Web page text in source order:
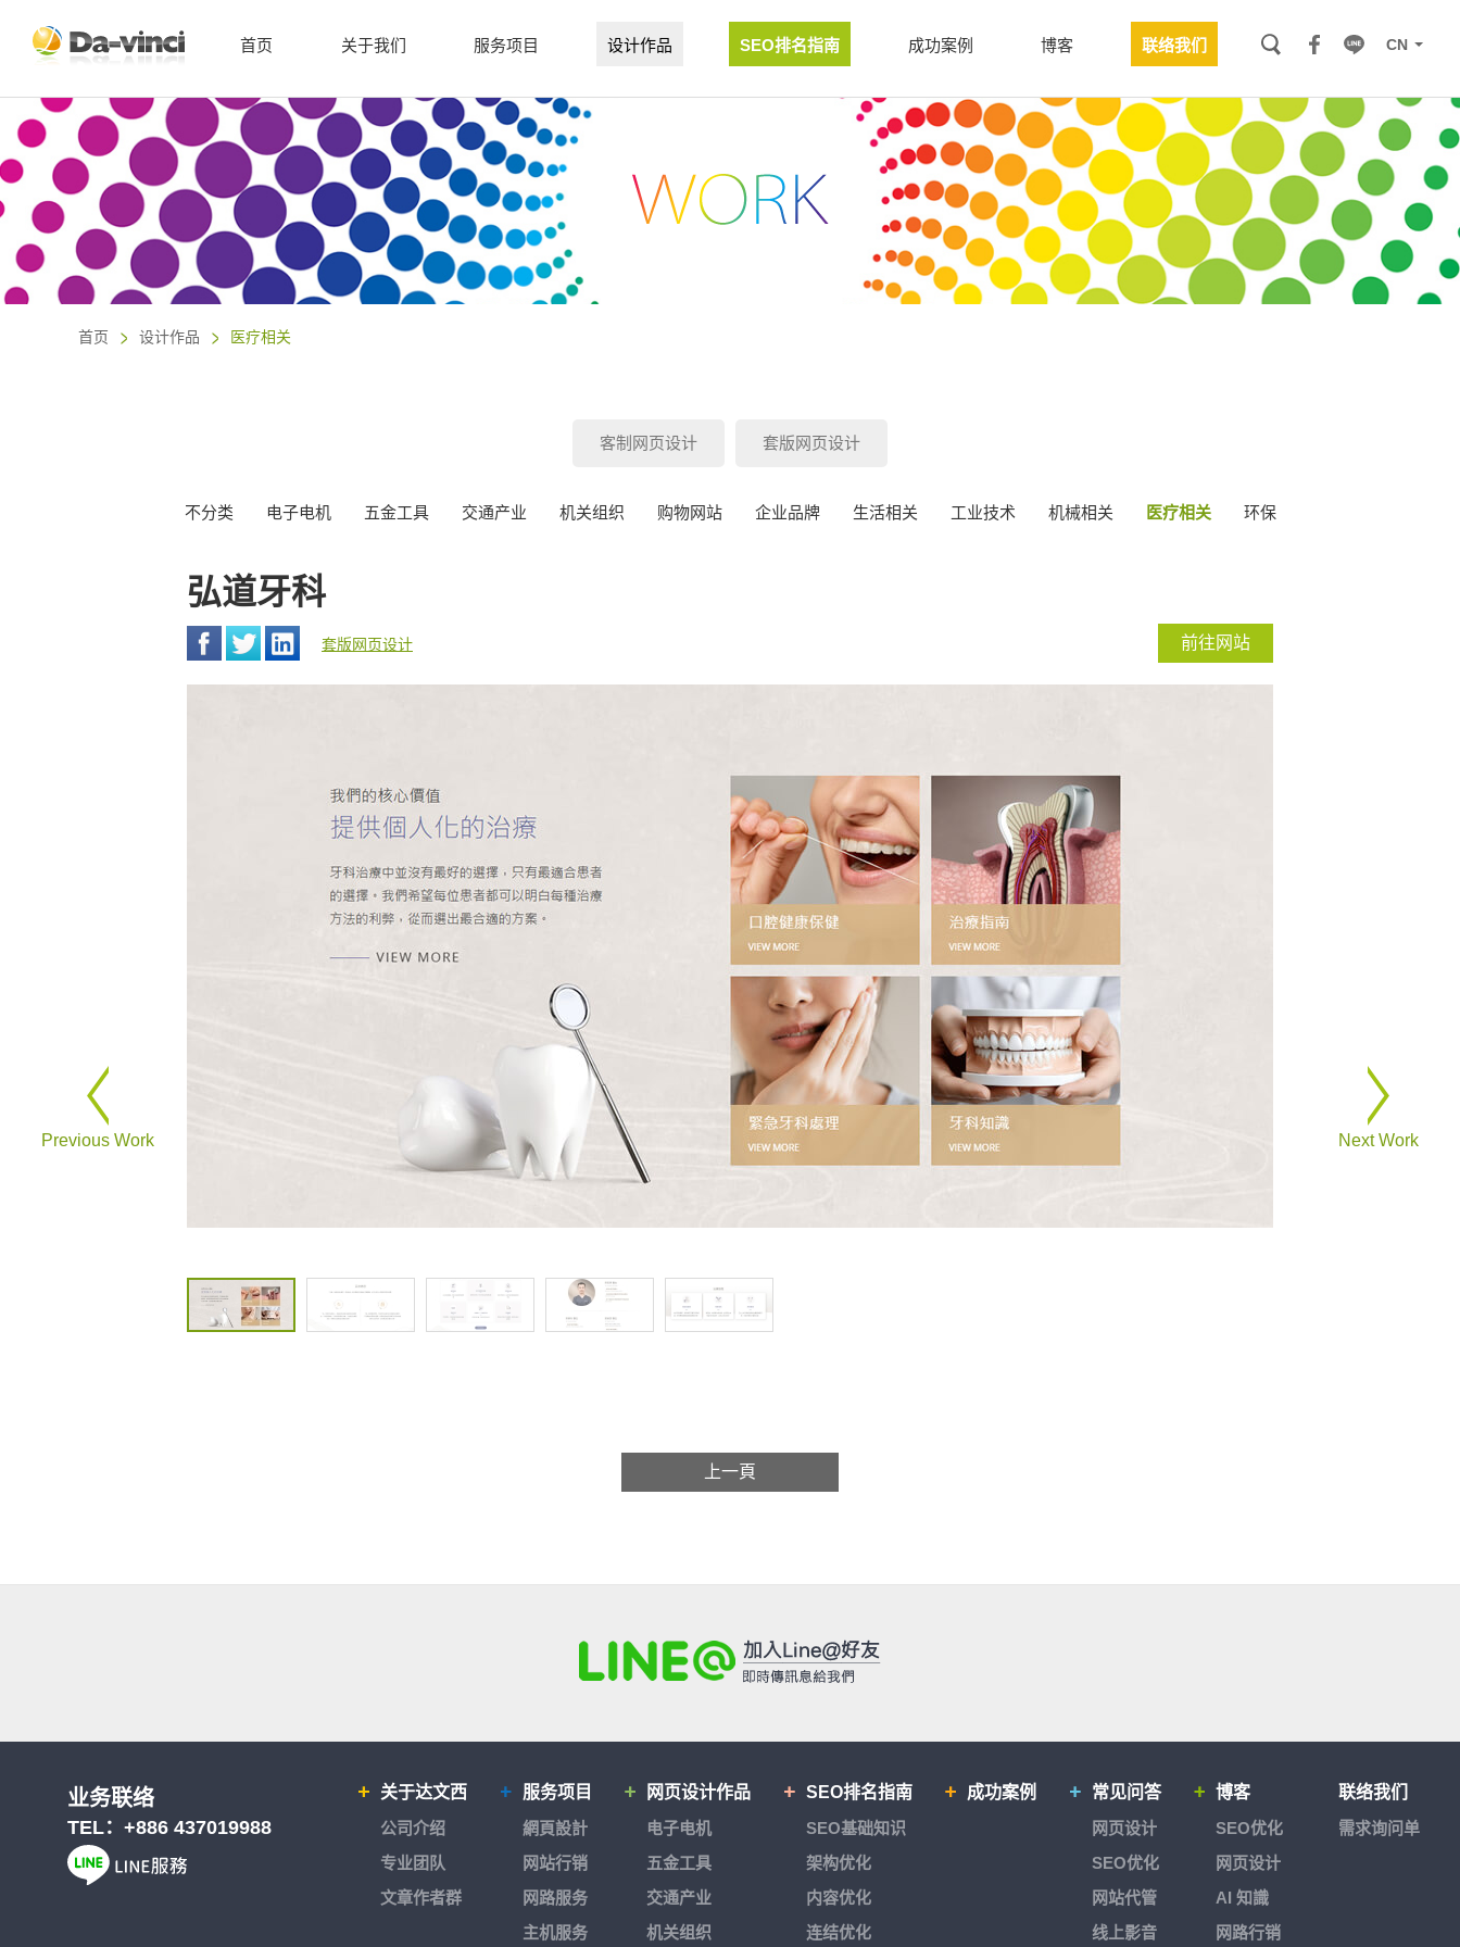
CN
首页 关于我们 服务项目 设计作品 SEO排名指南 成功案例 博客 联络我们
首页 设计作品 医疗相关
客制网页设计 套版网页设计
不分类 电子电机 五金工具 交通产业 机关组织 购物网站 企业品牌 生活相关 工业技术 机械相关 医疗相关 环保
弘道牙科
套版网页设计 前往网站
上一頁
Previous Work Next Work
关于达文西
公司介绍
专业团队
文章作者群
服务项目
網頁設計
网站行销
网路服务
主机服务
网页设计作品
电子电机
五金工具
交通产业
机关组织
SEO排名指南
SEO基础知识
架构优化
内容优化
连结优化
成功案例
常见问答
网页设计
SEO优化
网站代管
线上影音
博客
SEO优化
网页设计
AI 知識
网路行销
联络我们
需求询问单
业务联络
TEL： +886 437019988